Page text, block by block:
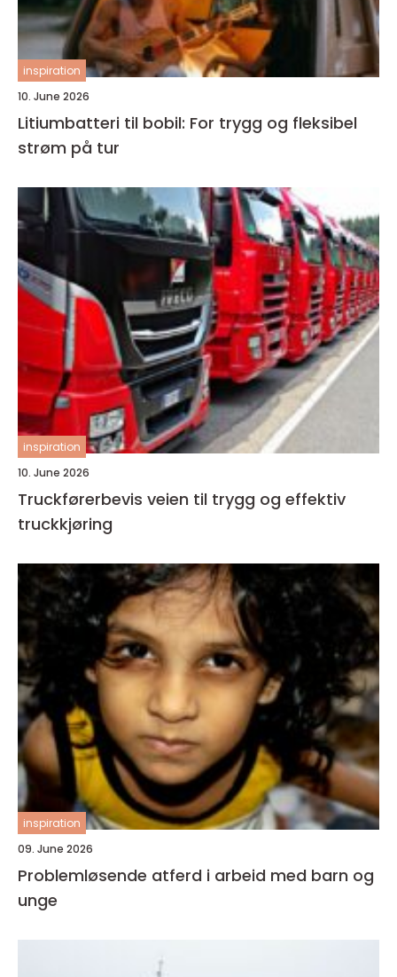
inspiration
10. June 2026
Litiumbatteri til bobil: For trygg og fleksibel
strøm på tur
inspiration
10. June 2026
Truckførerbevis veien til trygg og effektiv
truckkjøring
inspiration
09. June 2026
Problemløsende atferd i arbeid med barn og
unge